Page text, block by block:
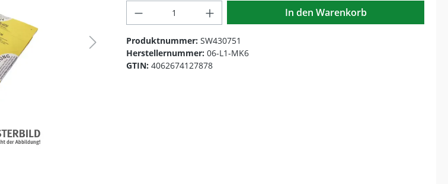
Produkt Anzahl: Gib den gewünschten Wert
In den Warenkorb
Produktnummer: SW430751
Herstellernummer: 06-L1-MK6
GTIN: 4062674127878